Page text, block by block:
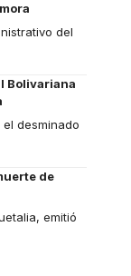
del
Bolivariana
desminado
de
emitió